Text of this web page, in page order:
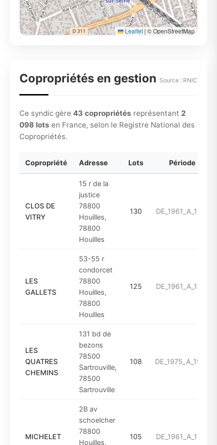
Leaflet | © OpenStreetMap
Copropriétés en gestion Source : RNIC
Ce syndic gère 43 copropriétés représentant 2
098 lots en France, selon le Registre National des
Copropriétés.
Copropriété Adresse Lots Période
CLOS DE
VITRY
15 r de la
justice
78800
Houilles,
78800
Houilles
130 DE_1961_A_1974
LES
GALLETS
53-55 r
condorcet
78800
Houilles,
78800
Houilles
125 DE_1961_A_1974
LES
QUATRES
CHEMINS
131 bd de
bezons
78500
Sartrouville,
78500
Sartrouville
108 DE_1975_A_1993
MICHELET
2B av
schoelcher
78800
Houilles,
105 DE_1961_A_1974